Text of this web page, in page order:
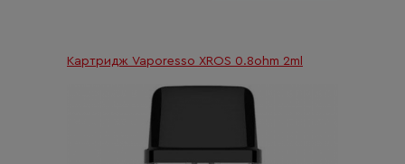
Картридж Vaporesso XROS 0.8ohm 2ml